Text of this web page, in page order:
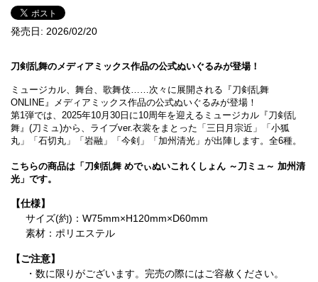
発売日: 2026/02/20
刀剣乱舞のメディアミックス作品の公式ぬいぐるみが登場！
ミュージカル、舞台、歌舞伎……次々に展開される『刀剣乱舞
ONLINE』メディアミックス作品の公式ぬいぐるみが登場！
第1弾では、2025年10月30日に10周年を迎えるミュージカル『刀剣乱
舞』(刀ミュ)から、ライブver.衣裳をまとった「三日月宗近」「小狐
丸」「石切丸」「岩融」「今剣」「加州清光」が出陣します。全6種。
こちらの商品は「刀剣乱舞 めでぃぬいこれくしょん ～刀ミュ～ 加州清
光」です。
【仕様】
サイズ(約)：W75mm×H120mm×D60mm
素材：ポリエステル
【ご注意】
・数に限りがございます。完売の際にはご容赦ください。